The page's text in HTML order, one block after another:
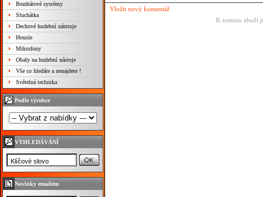
Bezdrátové systémy
Sluchátka
Dechové hudební nástroje
Housle
Mikrofony
Obaly na hudební nástoje
Vše co hledáte a nenajdete !
Světelná technika
Podle výrobce
VYHLEDÁVÁNÍ
Novinky emailem
Vložit nový komentář
K tomuto zboží